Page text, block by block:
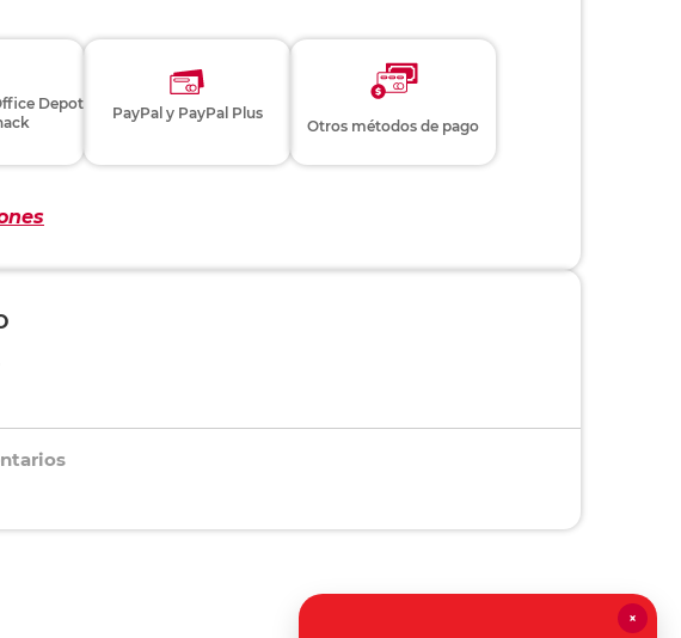
Depot
PayPal y PayPal Plus
Otros métodos de pago
×